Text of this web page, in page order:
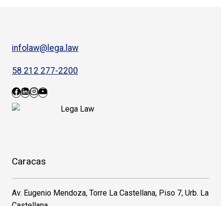
infolaw@lega.law
58 212 277-2200
Caracas
Av. Eugenio Mendoza, Torre La Castellana, Piso 7, Urb. La